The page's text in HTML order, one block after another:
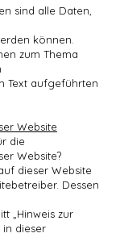
sind alle Daten,
können.
zum Thema
Text aufgeführten
Website
die
Website?
dieser Website
Dessen
„Hinweis zur
in dieser